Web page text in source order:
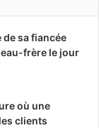
de sa fiancée
frère le jour
où une
clients